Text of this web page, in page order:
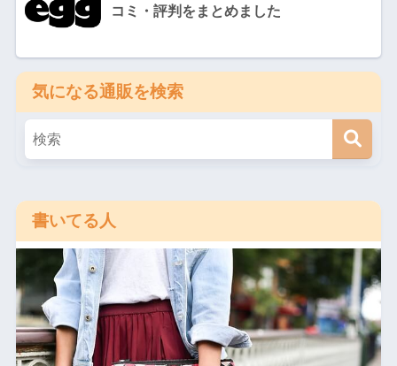
コミ・評判をまとめました
気になる通販を検索
書いてる人